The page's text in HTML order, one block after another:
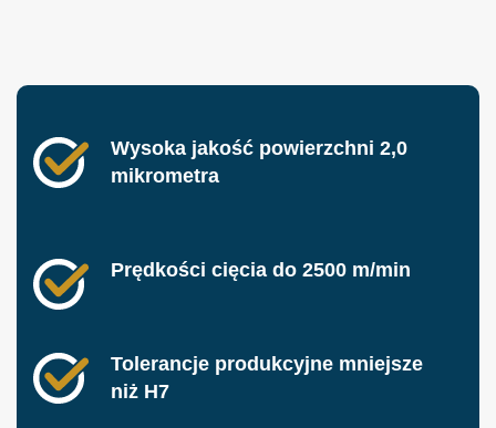
Wysoka jakość powierzchni 2,0
mikrometra
Prędkości cięcia do 2500 m/min
Tolerancje produkcyjne mniejsze
niż H7